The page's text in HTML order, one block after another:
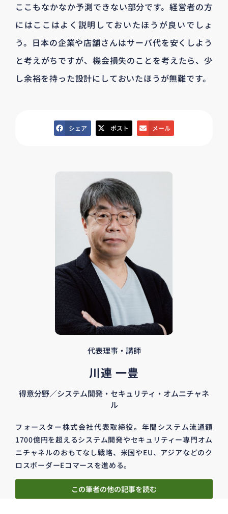
ここもなかなか予測できない部分です。経営者の方
にはここはよく説明しておいたほうが良いでしょ
う。日本の企業や店舗さんはサーバ代を安くしよう
と考えがちですが、機会損失のことを考えたら、少
し余裕を持った設計にしておいたほうが無難です。
シェア ポスト メール
代表理事・講師
川連 一豊
得意分野／システム開発・セキュリティ・オムニチャネ
ル
フォースター株式会社代表取締役。年間システム流通額
1700億円を超えるシステム開発やセキュリティー専門オム
ニチャネルのおもてなし戦略、米国やEU、アジアなどのク
ロスボーダーEコマースを進める。
この筆者の他の記事を読む